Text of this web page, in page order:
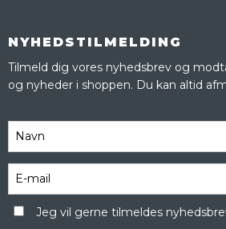
NYHEDSTILMELDING
Tilmeld dig vores nyhedsbrev og
og nyheder i shoppen. Du kan altid
Jeg vil gerne tilmeldes